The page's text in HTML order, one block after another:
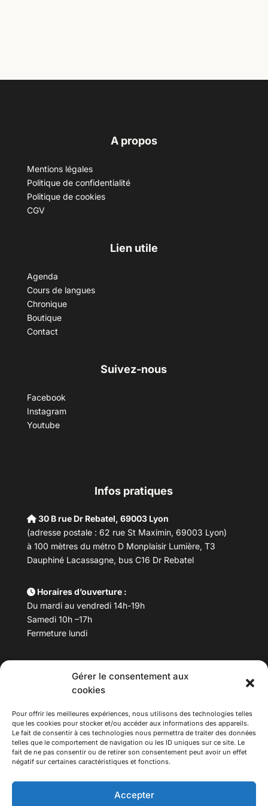
Gérer le consentement aux
cookies
Pour offrir les meilleures expériences, nous utilisons des technologies telles
que les cookies pour stocker et/ou accéder aux informations des appareils.
Le fait de consentir à ces technologies nous permettra de traiter des données
telles que le comportement de navigation ou les ID uniques sur ce site. Le
fait de ne pas consentir ou de retirer son consentement peut avoir un effet
négatif sur certaines caractéristiques et fonctions.
Accepter
A propos
Mentions légales
Politique de confidentialité
Politique de cookies
CGV
Lien utile
Agenda
Cours de langues
Chronique
Boutique
Contact
Suivez-nous
Facebook
Instagram
Youtube
Infos pratiques
30 B rue Dr Rebatel, 69003 Lyon
(adresse postale : 62 rue St Maximin, 69003 Lyon)
à 100 mètres du métro D Monplaisir Lumière, T3
Dauphiné Lacassagne, bus C16 Dr Rebatel
Horaires d’ouverture :
Du mardi au vendredi 14h-19h
Samedi 10h –17h
Fermeture lundi
maisondesculturesasiatiques@asiexpo.com